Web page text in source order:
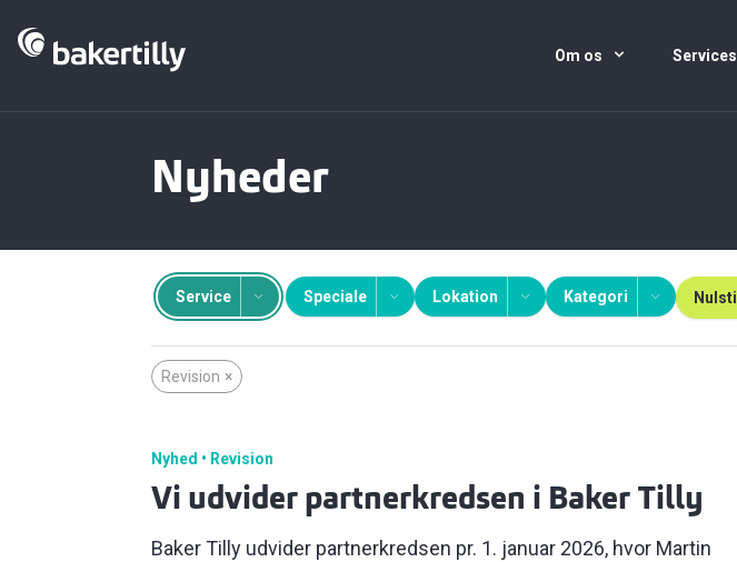
Om os Services
Nyheder
Service Speciale Lokation Kategori Nulstil
Revision ×
Nyhed Revision
Vi udvider partnerkredsen i Baker Tilly
Baker Tilly udvider partnerkredsen pr. 1. januar 2026, hvor Martin